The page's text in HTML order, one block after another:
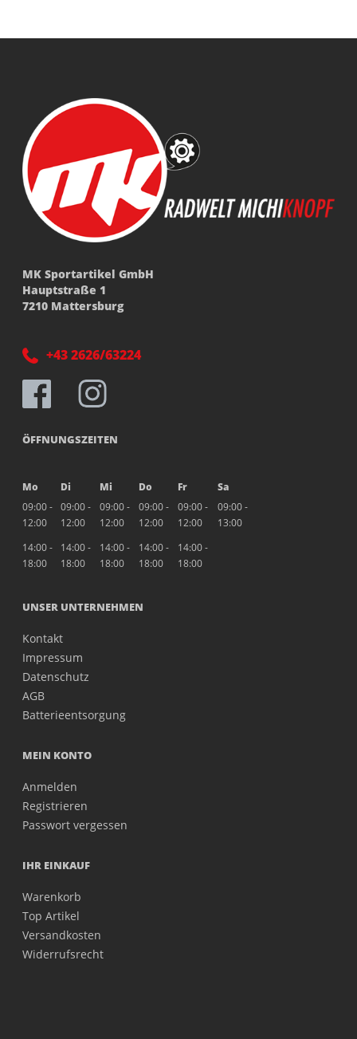
MK Sportartikel GmbH
Hauptstraße 1
7210 Mattersburg
+43 2626/63224
ÖFFNUNGSZEITEN
Mo Di Mi Do Fr
Sa
09:00 -
12:00
09:00 -
12:00
09:00 -
12:00
09:00 -
12:00
09:00 -
12:00
09:00 -
13:00
14:00 -
18:00
14:00 -
18:00
14:00 -
18:00
14:00 -
18:00
14:00 -
18:00
UNSER UNTERNEHMEN
Kontakt
Impressum
Datenschutz
AGB
Batterieentsorgung
MEIN KONTO
Anmelden
Registrieren
Passwort vergessen
IHR EINKAUF
Warenkorb
Top Artikel
Versandkosten
Widerrufsrecht